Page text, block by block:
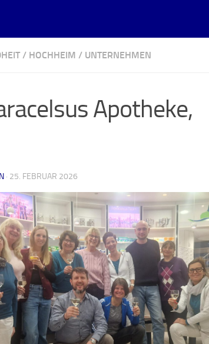
/ HOCHHEIM / UNTERNEHMEN
Apotheke,
· 25. FEBRUAR 2026